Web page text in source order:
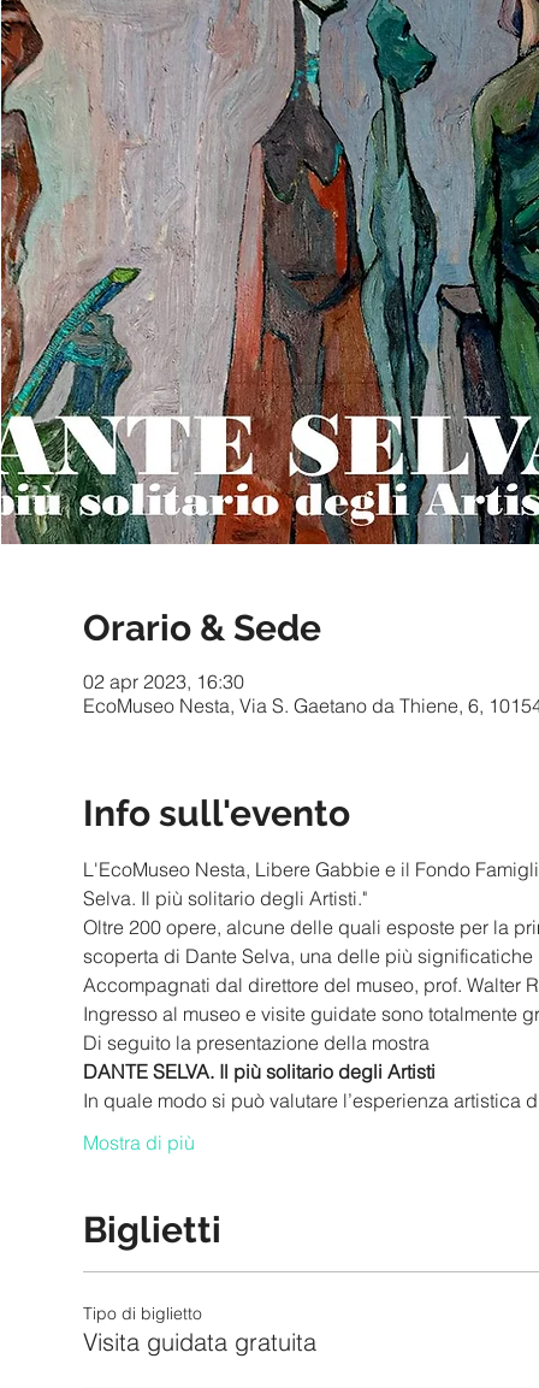
Orario & Sede
02 apr 2023, 16:30
EcoMuseo Nesta, Via S. Gaetano da Thiene, 6,
Info sull'evento
L'EcoMuseo Nesta, Libere Gabbie e il Fondo
Selva. Il più solitario degli Artisti."
Oltre 200 opere, alcune delle quali esposte per la
scoperta di Dante Selva, una delle più
Accompagnati dal direttore del museo, prof. Walter
Ingresso al museo e visite guidate sono totalmente
Di seguito la presentazione della mostra
DANTE SELVA. Il più solitario degli Artisti
In quale modo si può valutare l’esperienza artistica
Mostra di più
Biglietti
Tipo di biglietto
Visita guidata gratuita